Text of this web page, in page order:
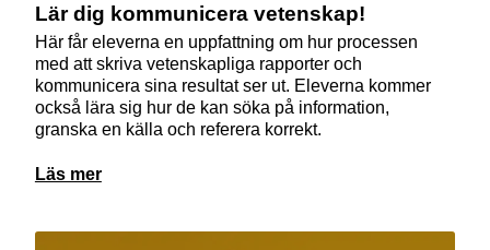
Lär dig kommunicera vetenskap!
Här får eleverna en uppfattning om hur processen
med att skriva vetenskapliga rapporter och
kommunicera sina resultat ser ut. Eleverna kommer
också lära sig hur de kan söka på information,
granska en källa och referera korrekt.
Läs mer